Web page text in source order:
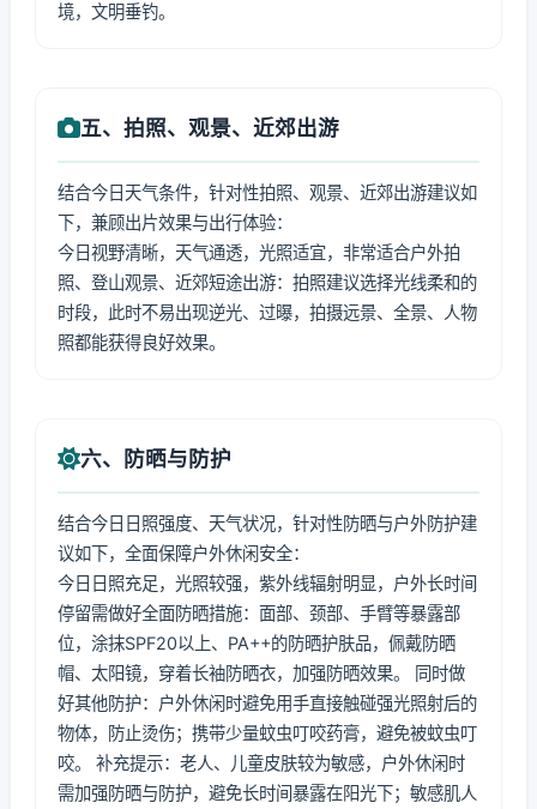
境，文明垂钓。
五、拍照、观景、近郊出游
结合今日天气条件，针对性拍照、观景、近郊出游建议如
下，兼顾出片效果与出行体验：
今日视野清晰，天气通透，光照适宜，非常适合户外拍
照、登山观景、近郊短途出游：拍照建议选择光线柔和的
时段，此时不易出现逆光、过曝，拍摄远景、全景、人物
照都能获得良好效果。
六、防晒与防护
结合今日日照强度、天气状况，针对性防晒与户外防护建
议如下，全面保障户外休闲安全：
今日日照充足，光照较强，紫外线辐射明显，户外长时间
停留需做好全面防晒措施：面部、颈部、手臂等暴露部
位，涂抹SPF20以上、PA++的防晒护肤品，佩戴防晒
帽、太阳镜，穿着长袖防晒衣，加强防晒效果。 同时做
好其他防护：户外休闲时避免用手直接触碰强光照射后的
物体，防止烫伤；携带少量蚊虫叮咬药膏，避免被蚊虫叮
咬。 补充提示：老人、儿童皮肤较为敏感，户外休闲时
需加强防晒与防护，避免长时间暴露在阳光下；敏感肌人